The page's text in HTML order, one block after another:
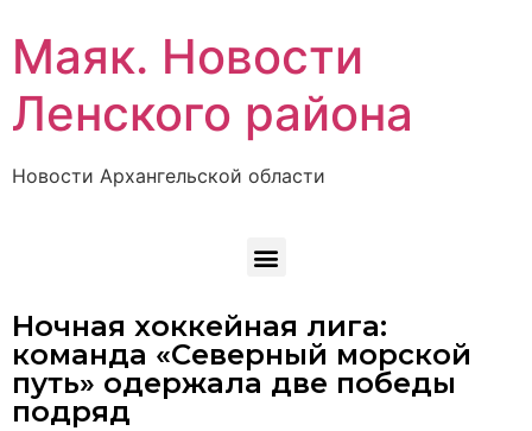
Маяк. Новости
Ленского района
Новости Архангельской области
Ночная хоккейная лига:
команда «Северный морской
путь» одержала две победы
подряд